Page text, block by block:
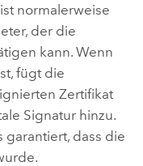
normalerweise
der die
kann. Wenn
fügt die
Zertifikat
Signatur hinzu.
dass die